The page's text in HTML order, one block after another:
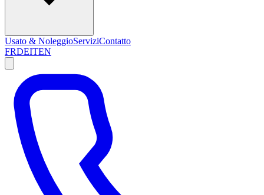
Usato & NoleggioServiziContatto
FRDEITEN